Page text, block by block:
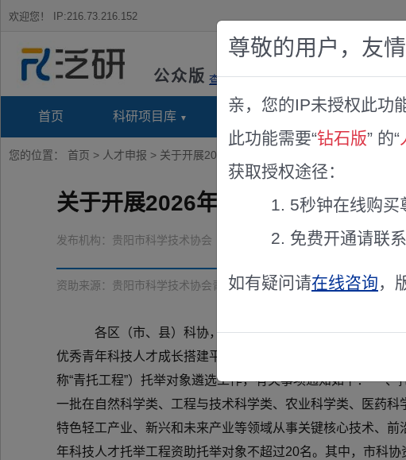
欢迎您！ IP:216.73.216.152
公众版 查看说明
首页 科研项目库 项目指南库 奖项竞赛库
您的位置： 首页 > 人才申报 > 关于开展2026年度贵阳市科学技术协会青年科技
关于开展2026年度贵阳市科学技
发布机构： 贵阳市科学技术协会
资助来源： 贵阳市科学技术协会青年科技人才托举工程
各区（市、县）科协，市科协所属科技社团，市科协
优秀青年科技人才成长搭建平台，根据《贵阳市科学技术协
称“青托工程”）托举对象遴选工作，有关事项通知如下： 一
一批在自然科学类、工程与技术科学类、农业科学类、医药
特色轻工产业、新兴和未来产业等领域从事关键核心技术、
年科技人才托举工程资助托举对象不超过20名。其中，市科
尊敬的用户，友情
亲，您的IP未授权此功能
此功能需要“钻石版” 的“
获取授权途径：
5秒钟在线购买
免费开通请联
如有疑问请在线咨询，